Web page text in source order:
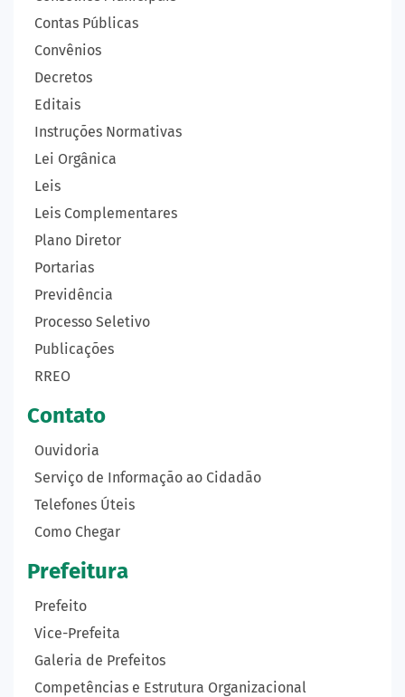
Contas Públicas
Convênios
Decretos
Editais
Instruções Normativas
Lei Orgânica
Leis
Leis Complementares
Plano Diretor
Portarias
Previdência
Processo Seletivo
Publicações
RREO
Contato
Ouvidoria
Serviço de Informação ao Cidadão
Telefones Úteis
Como Chegar
Prefeitura
Prefeito
Vice-Prefeita
Galeria de Prefeitos
Competências e Estrutura Organizacional